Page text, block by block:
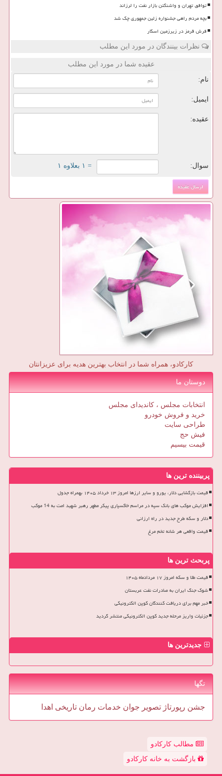
توافق تهران و واشنگتن بازار نفت را لرزاند
بچه مردم راهی جشنواره زلین جمهوری چک شد
فرش قرمز در زیرزمین اسکار
نظرات بینندگان در مورد این مطلب
عقیده شما در مورد این مطلب
نام:
ایمیل:
عقیده:
سوال: = ۱ بعلاوه ۱
کارکادو، همراه شما در انتخاب بهترین هدیه برای عزیزانتان
دوستان ما
انتخابات مجلس ، کاندیدای مجلس
خرید و فروش خودرو
طراحی سایت
فیش حج
قیمت بیسیم
پربیننده ترین ها
قیمت بازگشایی دلار، یورو و سایر ارزها امروز ۱۳ خرداد ۱۴۰۵ بهمراه جدول
افزایش موکب های بانک سپه در مراسم خاکسپاری پیکر مطهر رهبر شهید امت به 14 موکب
دلار و سکه طرح جدید در راه ارزانی
قیمت واقعی هر شانه تخم مرغ
پربحث ترین ها
قیمت طلا و سکه امروز ۱۷ مردادماه ۱۴۰۵
شوک جنگ ایران به صادرات نفت عربستان
خبر مهم برای دریافت کنندگان کوپن الکترونیکی
جزئیات واریز مرحله جدید کوپن الکترونیکی منتشر گردید
جدیدترین ها
تگها
جشن رپورتاژ تصویر جوان خدمات رمان تاریخی اهدا
مطالب کارکادو
بازگشت به خانه کارکادو